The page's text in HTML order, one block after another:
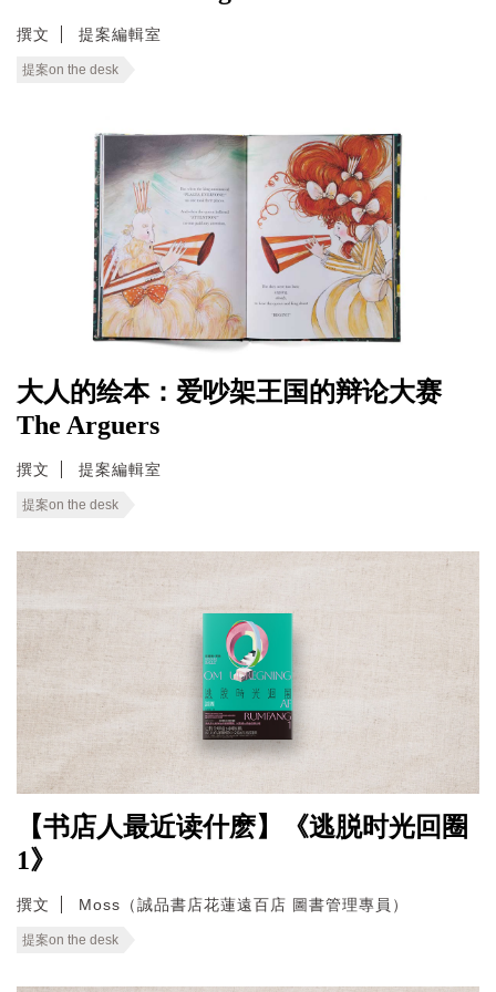
撰文 提案編輯室
提案on the desk
大人的绘本：爱吵架王国的辩论大赛
The Arguers
撰文 提案編輯室
提案on the desk
【书店人最近读什麽】《逃脱时光回圈
1》
撰文 Moss（誠品書店花蓮遠百店 圖書管理專員）
提案on the desk